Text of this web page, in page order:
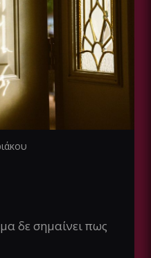
δε σημαίνει πως